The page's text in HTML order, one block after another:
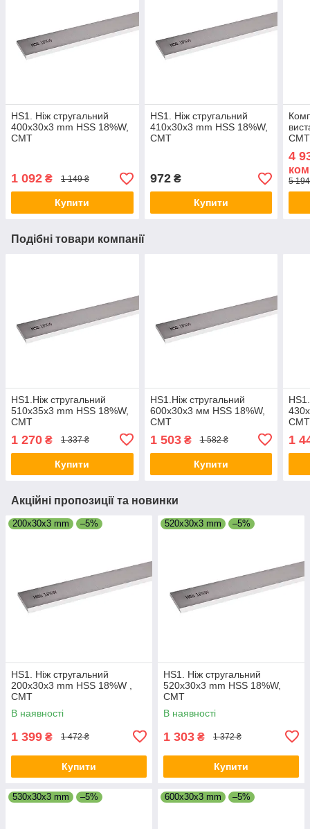
HS1. Ніж стругальний
400x30x3 mm HSS 18%W,
CMT
1 092 ₴ 1 149 ₴
Купити
HS1. Ніж стругальний
410x30x3 mm HSS 18%W,
CMT
972₴
Купити
4
5
Подібні товари компанії
HS1.Ніж стругальний
510x35x3 mm HSS 18%W,
CMT
1 270 ₴ 1 337 ₴
Купити
HS1.Ніж стругальний
600x30x3 мм HSS 18%W,
CMT
1 503₴ 1 582 ₴
Купити
CMT
1
Акційні пропозиції та новинки
200x30x3 mm –5%
HS1. Ніж стругальний
200x30x3 mm HSS 18%W ,
CMT
В наявності
1 399 ₴ 1 472 ₴
Купити
520x30x3 mm –5%
HS1. Ніж стругальний
520x30x3 mm HSS 18%W,
CMT
В наявності
1 303 ₴ 1 372 ₴
Купити
530x30x3 mm –5% 600x30x3 mm –5%